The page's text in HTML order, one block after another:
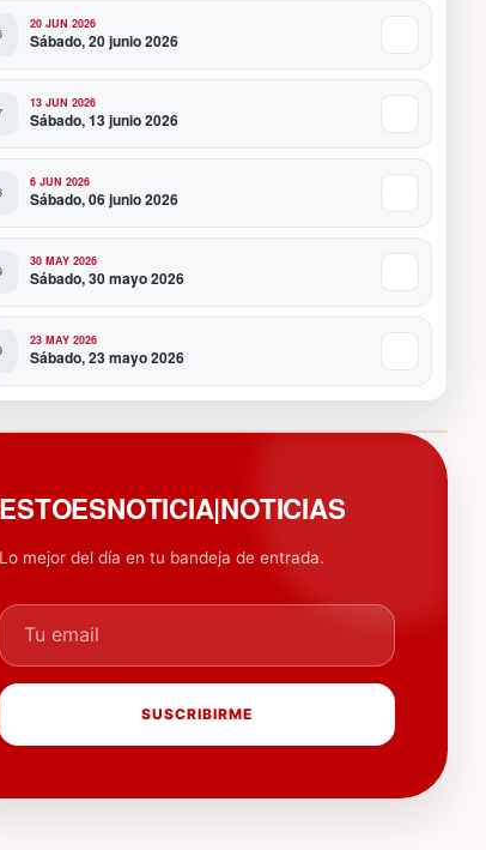
20 JUN 2026
Sábado, 20 junio 2026
13 JUN 2026
Sábado, 13 junio 2026
6 JUN 2026
Sábado, 06 junio 2026
30 MAY 2026
Sábado, 30 mayo 2026
23 MAY 2026
Sábado, 23 mayo 2026
ESTOESNOTICIA|NOTICIAS
Lo mejor del día en tu bandeja de entrada.
Tu email
SUSCRIBIRME